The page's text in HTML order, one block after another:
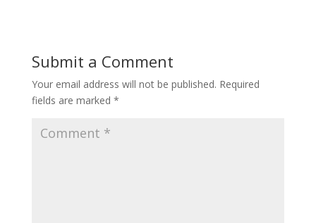
Submit a Comment
Your email address will not be published. Required
fields are marked *